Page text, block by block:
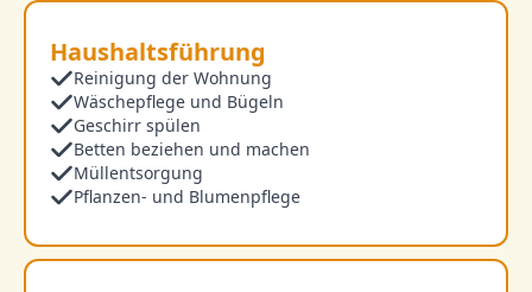
Haushaltsführung
Reinigung der Wohnung
Wäschepflege und Bügeln
Geschirr spülen
Betten beziehen und machen
Müllentsorgung
Pflanzen- und Blumenpflege